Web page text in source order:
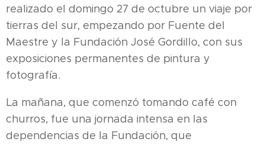
realizado el domingo 27 de octubre un viaje por
tierras del sur, empezando por Fuente del
Maestre y la Fundación José Gordillo, con sus
exposiciones permanentes de pintura y
fotografía.
La mañana, que comenzó tomando café con
churros, fue una jornada intensa en las
dependencias de la Fundación, que